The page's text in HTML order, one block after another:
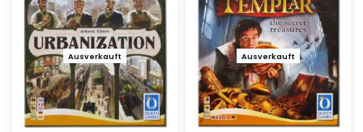
Ausverkauft Ausverkauft